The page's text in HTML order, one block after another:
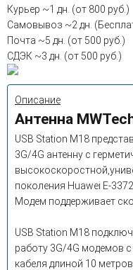
Курьер ~1 дн. (от 800 руб.)
Самовывоз ~2 дн.
Почта ~5 дн. (от 500 руб.)
СДЭК ~3 дн. (от 500 руб.)
Описание
Антенна
USB Station M18
3G/4G антенну с
поколения Huawei E-
Модем поддерживает
USB Station M18
работу 3G/4G модемов
кабеля длиной 10 метров.